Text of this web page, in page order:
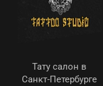
Тату салон в
Санкт-Петербурге